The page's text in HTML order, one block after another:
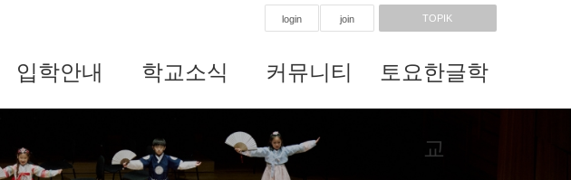
login join TOPIK
입학안내 학교소식 커뮤니티 토요한글학
교